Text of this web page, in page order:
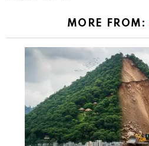
MORE FROM: